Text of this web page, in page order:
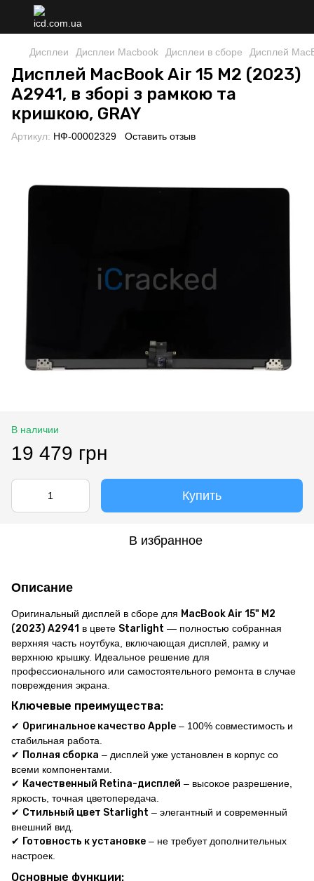
Дисплеи Дисплеи Macbook Дисплеи в сборе Дисплей
Дисплей MacBook Air 15 M2 (2023)
A2941, в зборі з рамкою та
кришкою, GRAY
Артикул: НФ-00002329 Оставить отзыв
В наличии
19 479 грн
Купить
В избранное
Описание
Оригинальный дисплей в сборе для MacBook Air 15" M2
(2023) A2941 в цвете Starlight — полностью собранная
верхняя часть ноутбука, включающая дисплей, рамку и
верхнюю крышку. Идеальное решение для
профессионального или самостоятельного ремонта в случае
повреждения экрана.
Ключевые преимущества:
✔ Оригинальное качество Apple – 100% совместимость и
стабильная работа.
✔ Полная сборка – дисплей уже установлен в корпус со
всеми компонентами.
✔ Качественный Retina-дисплей – высокое разрешение,
яркость, точная цветопередача.
✔ Стильный цвет Starlight – элегантный и современный
внешний вид.
✔ Готовность к установке – не требует дополнительных
настроек.
Основные функции: